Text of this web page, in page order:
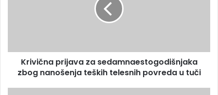
Krivična prijava za sedamnaestogodišnjaka
zbog nanošenja teških telesnih povreda u tuči